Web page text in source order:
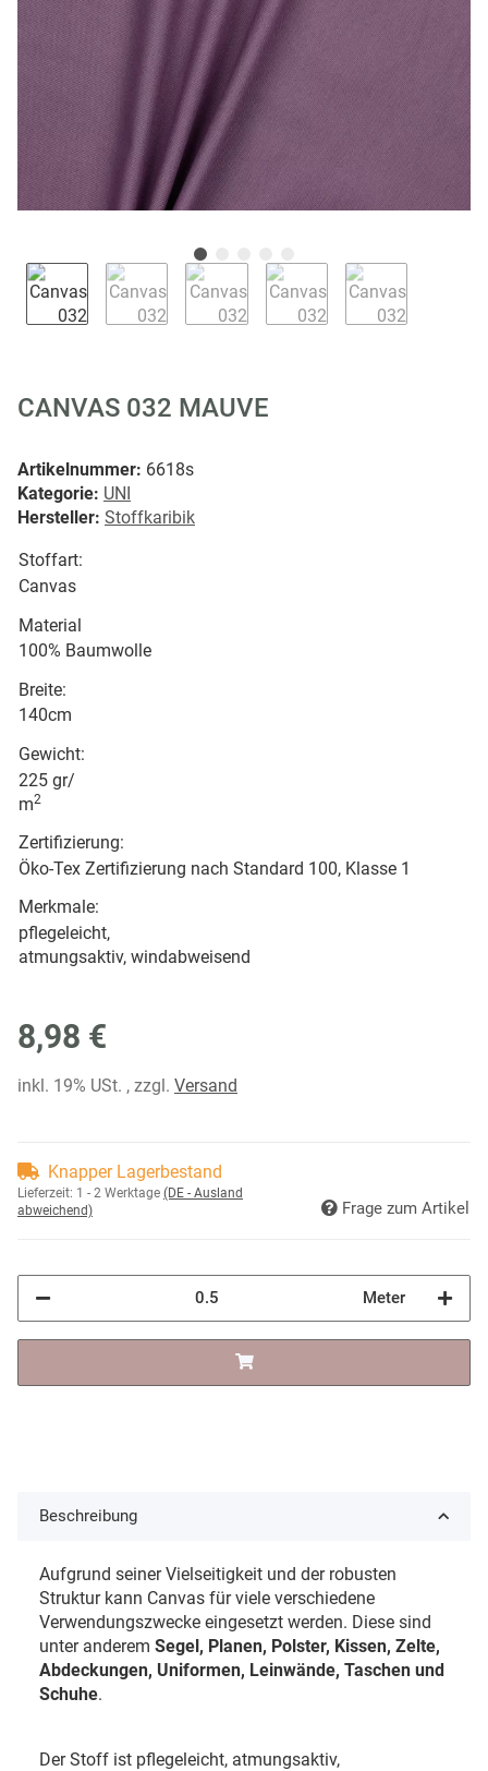
CANVAS 032 MAUVE
Artikelnummer: 6618s
Kategorie: UNI
Hersteller: Stoffkaribik
Stoffart:
Canvas
Material
100% Baumwolle
Breite:
140cm
Gewicht:
225 gr/
m2
Zertifizierung:
Öko-Tex Zertifizierung nach Standard 100, Klasse 1
Merkmale:
pflegeleicht,
atmungsaktiv, windabweisend
8,98 €
inkl. 19% USt. , zzgl. Versand
Knapper Lagerbestand
Lieferzeit: 1 - 2 Werktage (DE - Ausland
abweichend)
Frage zum Artikel
Meter
Beschreibung
Aufgrund seiner Vielseitigkeit und der robusten
Struktur kann Canvas für viele verschiedene
Verwendungszwecke eingesetzt werden. Diese sind
unter anderem Segel, Planen, Polster, Kissen, Zelte,
Abdeckungen, Uniformen, Leinwände, Taschen und
Schuhe.
Der Stoff ist pflegeleicht, atmungsaktiv,